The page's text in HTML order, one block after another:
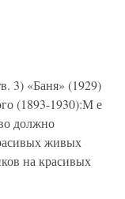
3) «Баня» (1929)
(1893-1930):М е
должно
живых
на красивых